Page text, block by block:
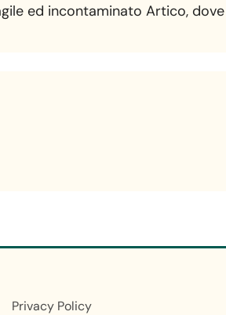
ed incontaminato Artico,
Privacy Policy